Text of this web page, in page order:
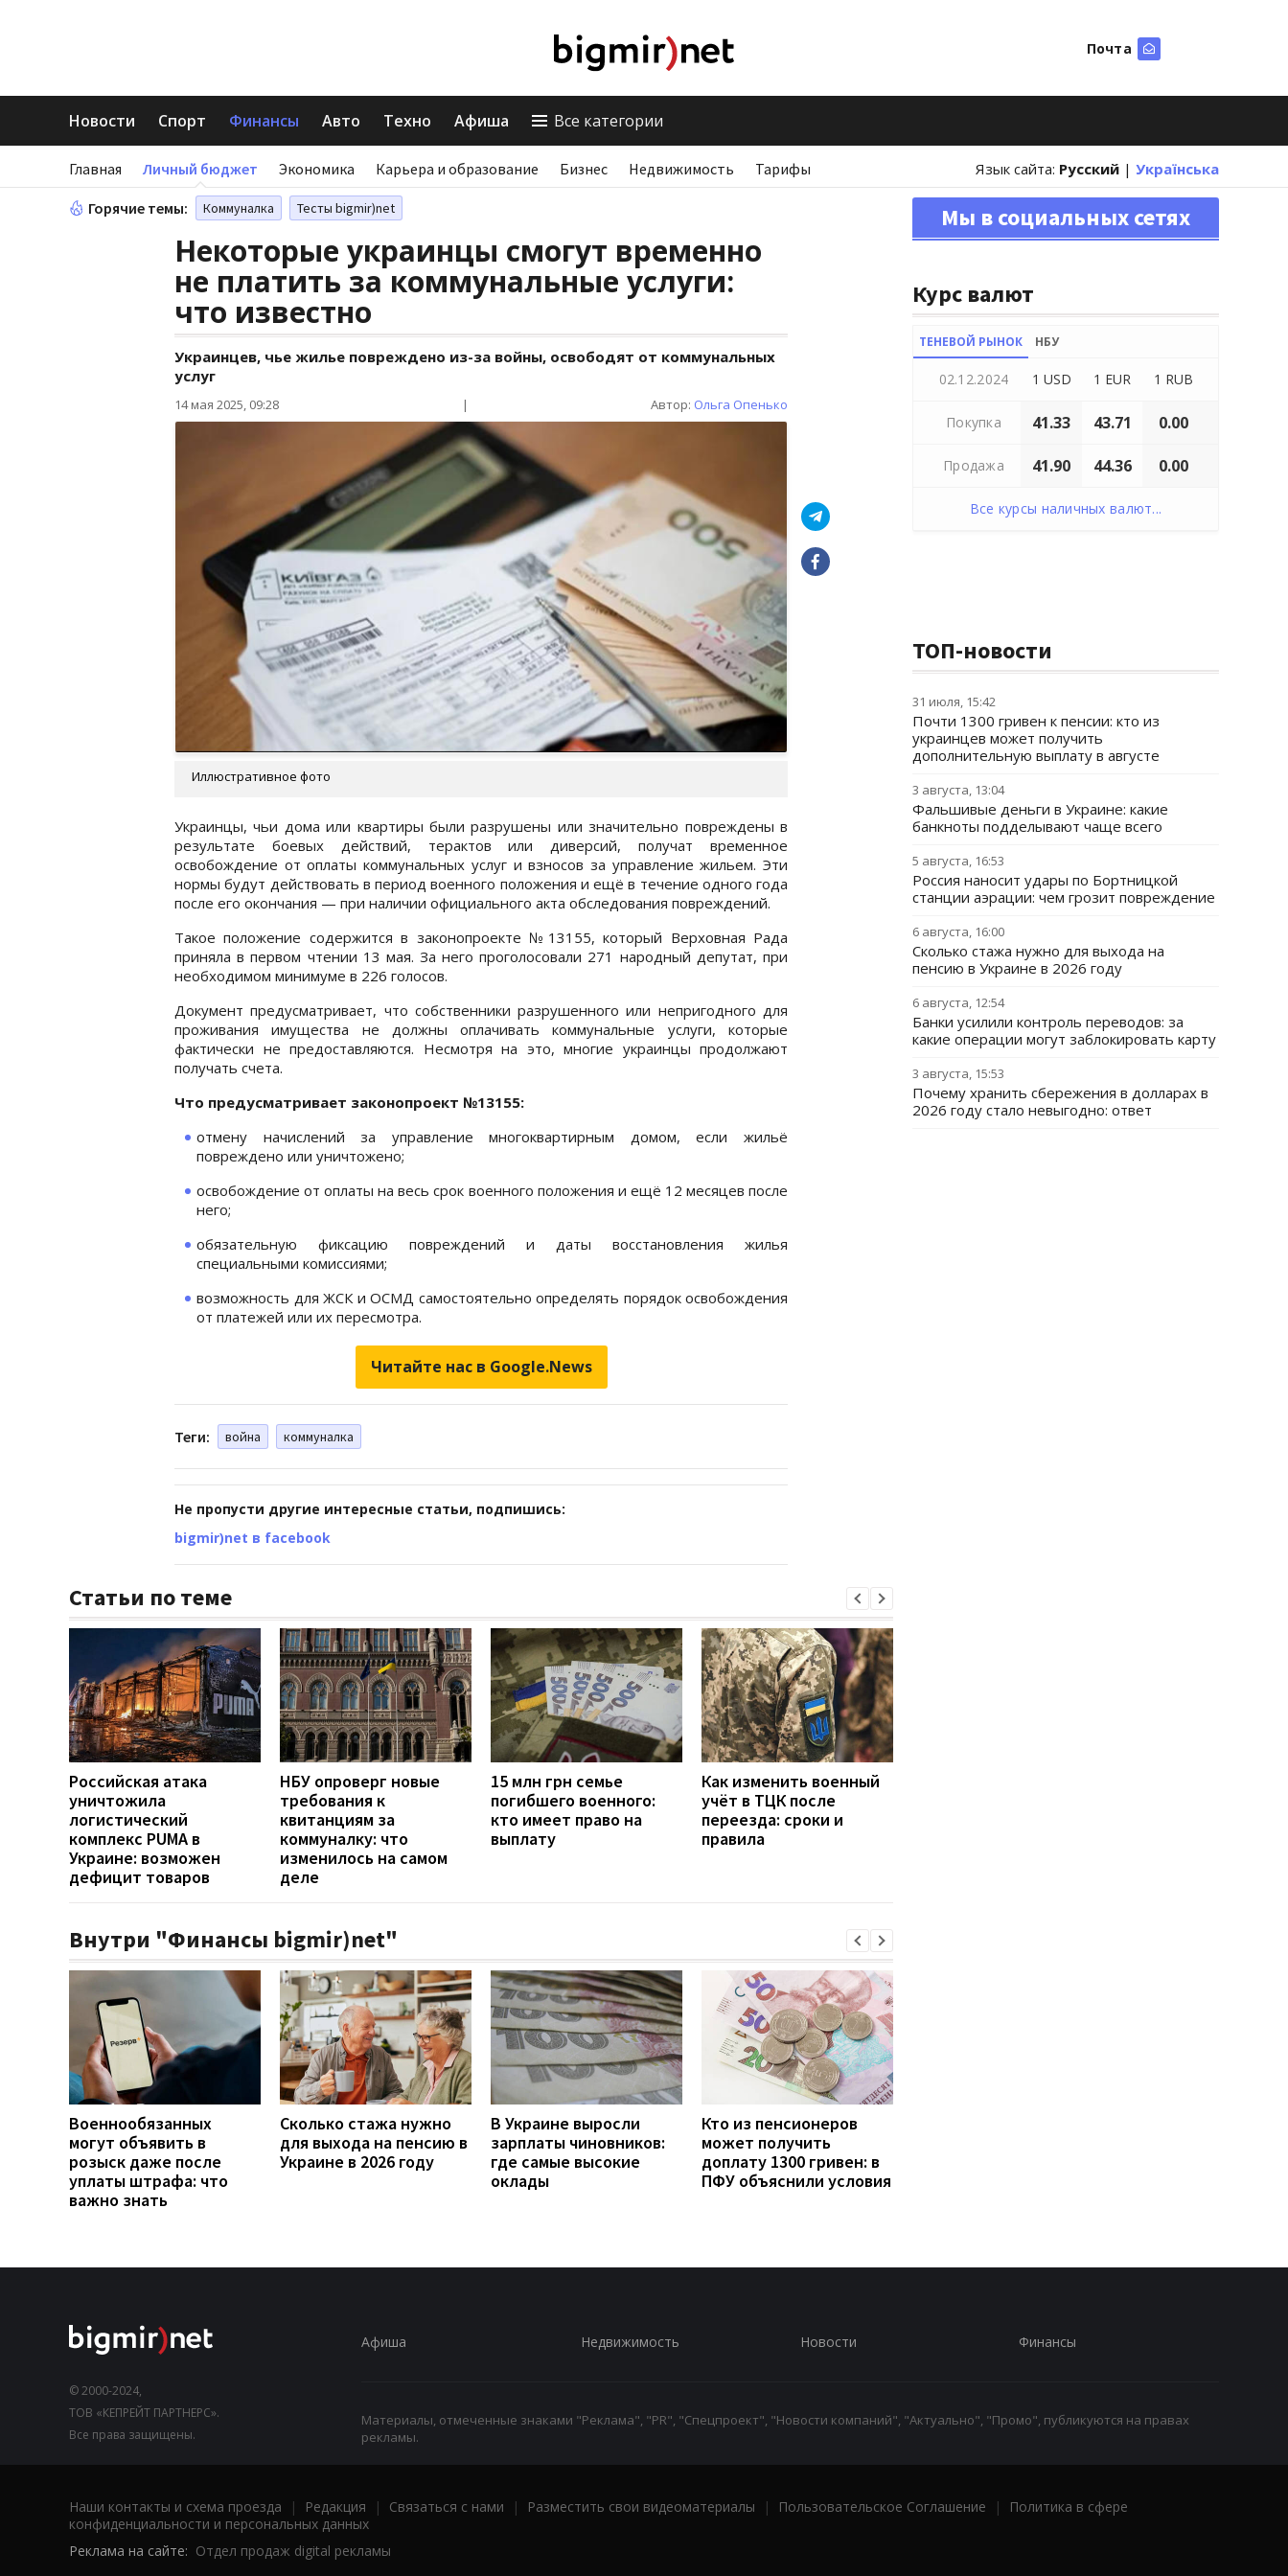
Почта
Новости Спорт Финансы Авто Техно Афиша Все категории
Главная Личный бюджет Экономика Карьера и образование Бизнес Недвижимость Тарифы Язык сайта: Русский | Українська
Горячие темы: Коммуналка Тесты bigmir)net
Некоторые украинцы смогут временно
не платить за коммунальные услуги:
что известно
Украинцев, чье жилье повреждено из-за войны, освободят от коммунальных
услуг
14 мая 2025, 09:28 | Автор: Ольга Опенько
Иллюстративное фото
Украинцы, чьи дома или квартиры были разрушены или значительно повреждены в
результате боевых действий, терактов или диверсий, получат временное
освобождение от оплаты коммунальных услуг и взносов за управление жильем. Эти
нормы будут действовать в период военного положения и ещё в течение одного года
после его окончания — при наличии официального акта обследования повреждений.
Такое положение содержится в законопроекте №13155, который Верховная Рада
приняла в первом чтении 13 мая. За него проголосовали 271 народный депутат, при
необходимом минимуме в 226 голосов.
Документ предусматривает, что собственники разрушенного или непригодного для
проживания имущества не должны оплачивать коммунальные услуги, которые
фактически не предоставляются. Несмотря на это, многие украинцы продолжают
получать счета.
Что предусматривает законопроект №13155:
отмену начислений за управление многоквартирным домом, если жильё
повреждено или уничтожено;
освобождение от оплаты на весь срок военного положения и ещё 12 месяцев после
него;
обязательную фиксацию повреждений и даты восстановления жилья
специальными комиссиями;
возможность для ЖСК и ОСМД самостоятельно определять порядок освобождения
от платежей или их пересмотра.
Читайте нас в Google.News
Теги: война коммуналка
Не пропусти другие интересные статьи, подпишись:
bigmir)net в facebook
Статьи по теме
Российская атака
уничтожила
логистический
комплекс PUMA в
Украине: возможен
дефицит товаров
НБУ опроверг новые
требования к
квитанциям за
коммуналку: что
изменилось на самом
деле
15 млн грн семье
погибшего военного:
кто имеет право на
выплату
Как изменить военный
учёт в ТЦК после
переезда: сроки и
правила
Внутри "Финансы bigmir)net"
Военнообязанных
могут объявить в
розыск даже после
уплаты штрафа: что
важно знать
Сколько стажа нужно
для выхода на пенсию в
Украине в 2026 году
В Украине выросли
зарплаты чиновников:
где самые высокие
оклады
Кто из пенсионеров
может получить
доплату 1300 гривен: в
ПФУ объяснили условия
Мы в социальных сетях
Курс валют
ТЕНЕВОЙ РЫНОК НБУ
02.12.2024 1 USD 1 EUR 1 RUB
Покупка 41.33 43.71 0.00
Продажа 41.90 44.36 0.00
Все курсы наличных валют...
ТОП-новости
31 июля, 15:42
Почти 1300 гривен к пенсии: кто из
украинцев может получить
дополнительную выплату в августе
3 августа, 13:04
Фальшивые деньги в Украине: какие
банкноты подделывают чаще всего
5 августа, 16:53
Россия наносит удары по Бортницкой
станции аэрации: чем грозит повреждение
6 августа, 16:00
Сколько стажа нужно для выхода на
пенсию в Украине в 2026 году
6 августа, 12:54
Банки усилили контроль переводов: за
какие операции могут заблокировать карту
3 августа, 15:53
Почему хранить сбережения в долларах в
2026 году стало невыгодно: ответ
© 2000-2024,
ТОВ «КЕПРЕЙТ ПАРТНЕРС».
Все права защищены.
Афиша Недвижимость Новости Финансы
Материалы, отмеченные знаками "Реклама", "PR", "Спецпроект", "Новости компаний", "Актуально", "Промо", публикуются на правах
рекламы.
Наши контакты и схема проезда | Редакция | Связаться с нами | Разместить свои видеоматериалы | Пользовательское Соглашение |
Политика в сфере
конфиденциальности и персональных данных
Реклама на сайте: Отдел продаж digital рекламы